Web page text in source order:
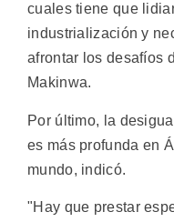
cuales tiene que
industrialización y
afrontar los desafíos
Makinwa.
Por último, la
es más profunda en
mundo, indicó.
"Hay que prestar